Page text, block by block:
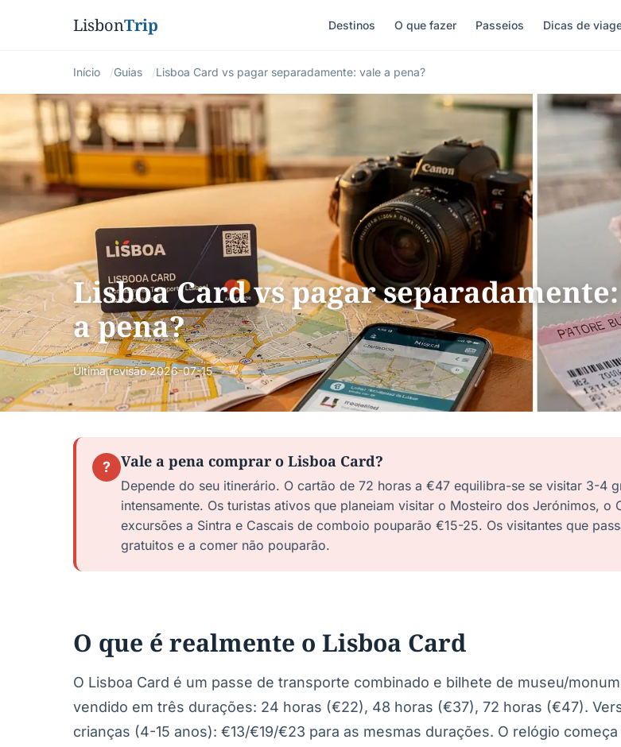
LisbonTrip Destinos O que fazer Passeios Dicas de
Início Guias Lisboa Card vs pagar separadamente: vale a pena?
Lisboa Card vs pagar
a pena?
Última revisão2026-07-15
? Vale a pena comprar o Lisboa Card?
Depende do seu itinerário. O cartão de 72 horas a €47 equilibra-se se visitar 3-4
intensamente. Os turistas ativos que planeiam visitar o Mosteiro dos Jerónimos,
excursões a Sintra e Cascais de comboio pouparão €15-25. Os visitantes que
gratuitos e a comer não pouparão.
O que é realmente o Lisboa Card
O Lisboa Card é um passe de transporte combinado e bilhete de museu/
vendido em três durações: 24 horas (€22), 48 horas (€37), 72 horas (€47).
crianças (4-15 anos): €13/€19/€23 para as mesmas durações. O relógio